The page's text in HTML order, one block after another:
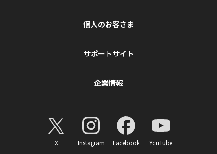
個人のお客さま
サポートサイト
企業情報
X Instagram Facebook YouTube